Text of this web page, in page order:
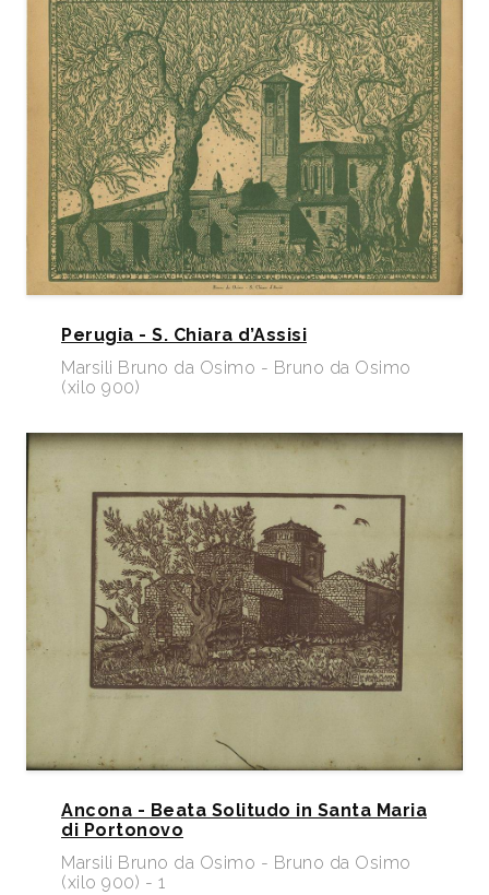
Perugia - S. Chiara d’Assisi
Marsili Bruno da Osimo - Bruno da Osimo
(xilo 900)
Ancona - Beata Solitudo in Santa Maria
di Portonovo
Marsili Bruno da Osimo - Bruno da Osimo
(xilo 900) - 1